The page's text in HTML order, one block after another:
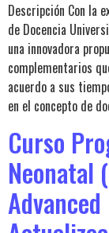
Descripción Con la
de Docencia
una innovadora
complementarios
acuerdo a sus
en el concepto de
Curso
Neonatal